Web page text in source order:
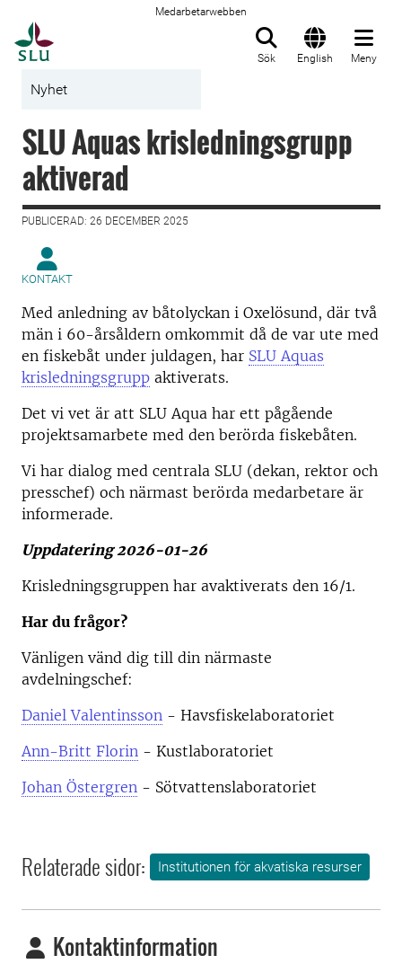
Medarbetarwebben
Sök English Meny
Nyhet
SLU Aquas krisledningsgrupp
aktiverad
PUBLICERAD: 26 DECEMBER 2025
KONTAKT
Med anledning av båtolyckan i Oxelösund, där två
män i 60-årsåldern omkommit då de var ute med
en fiskebåt under juldagen, har SLU Aquas
krisledningsgrupp aktiverats.
Det vi vet är att SLU Aqua har ett pågående
projektsamarbete med den berörda fiskebåten.
Vi har dialog med centrala SLU (dekan, rektor och
presschef) och närmast berörda medarbetare är
informerade.
Uppdatering 2026-01-26
Krisledningsgruppen har avaktiverats den 16/1.
Har du frågor?
Vänligen vänd dig till din närmaste
avdelningschef:
Daniel Valentinsson - Havsfiskelaboratoriet
Ann-Britt Florin - Kustlaboratoriet
Johan Östergren - Sötvattenslaboratoriet
Relaterade sidor: Institutionen för akvatiska resurser
Kontaktinformation